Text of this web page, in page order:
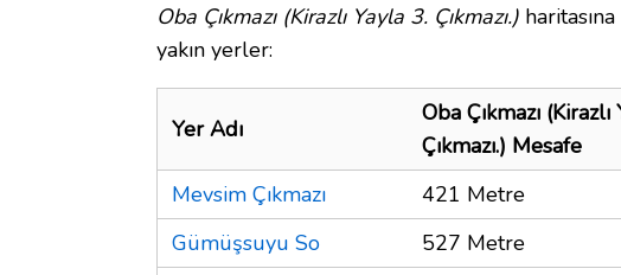
Oba Çıkmazı (Kirazlı Yayla 3. Çıkmazı.)
yakın yerler:
Yer Adı
Oba Çıkmazı
Çıkmazı.) Mesafe
Mevsim Çıkmazı
421 Metre
Gümüşsuyu So
527 Metre